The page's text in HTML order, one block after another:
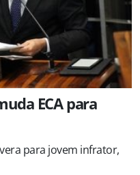
ECA para
para jovem infrator,